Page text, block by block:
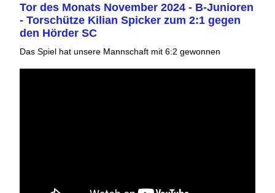
Tor des Monats November 2024 - B-Junioren
- Torschütze Kilian Spicker zum 2:1 gegen
den Hörder SC
Das Spiel hat unsere Mannschaft mit 6:2 gewonnen